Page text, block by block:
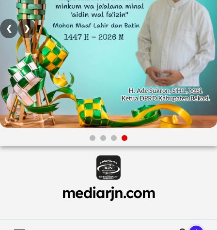
❮ ❯
Skip
mediarjn.com